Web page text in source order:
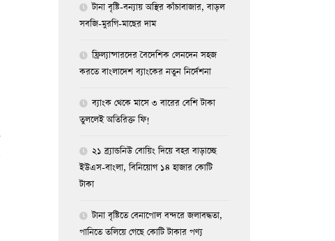
টানা বৃষ্টি-বন্যায় অস্থির কাঁচাবাজার, বাড়ল
সবজি-মুরগি-মাছের দাম
ফ্রিল্যান্সারদের বৈদেশিক লেনদেন সহজ
করতে বাংলাদেশ ব্যাংকের নতুন নির্দেশনা
ব্যাংক থেকে মাসে ৩ বারের বেশি টাকা
তুললেই অতিরিক্ত ফি!
২১ ব্র্যান্ডনিউ বোয়িং দিয়ে বহর বাড়াচ্ছে
ইউএস-বাংলা, বিনিয়োগ ১৪ হাজার কোটি
টাকা
টানা বৃষ্টিতে বেনাপোল বন্দরে জলাবদ্ধতা,
পানিতে তলিয়ে গেছে কোটি টাকার পণ্য